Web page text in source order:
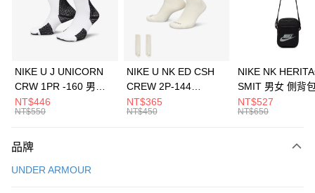
合作金庫商業銀行
第一商業銀行
華南商業銀行
彰化商業銀行
上海商業儲蓄銀行
元大商業銀行
台灣樂天信用卡公司
Apple Pay
全盈+PAY
AFTEE先享後付
【關於「AFTEE先享後付」】
便利好安心！
運送方式
NIKE U J UNICORN
CRW 1PR -160 男女
中統襪 FZ3393100
NT$446
NT$550
NIKE U NK ED CSH
CREW 2P-144
EMBRDY 男女 短統襪
FZ3073133
NT$365
NT$450
NIKE NK
SMIT 男女 側背
BA5871010
NT$527
NT$650
品牌
UNDER ARMOUR